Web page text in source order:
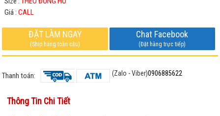
Giá : CALL
ĐẶT LÀM NGAY
(Ship hàng toàn cầu)
Chat Facebook
(Đặt hàng trực tiếp)
Thanh toán: (Zalo - Viber)0906885622
Thông Tin Chi Tiết